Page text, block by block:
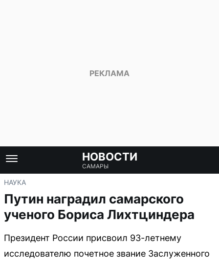
НОВОСТИ
САМАРЫ
НАУКА
Путин наградил самарского
ученого Бориса Лихтциндера
Президент России присвоил 93-летнему
исследователю почетное звание Заслуженного